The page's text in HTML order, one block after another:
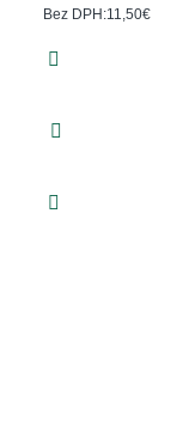
Bez DPH:11,50€